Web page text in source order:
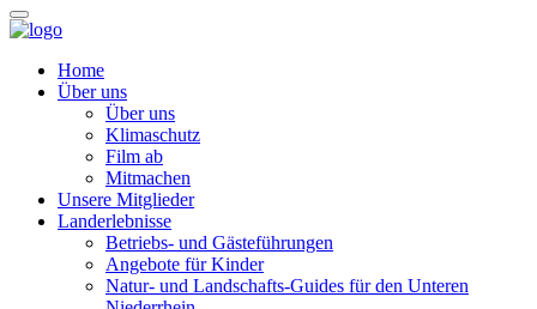
Home
Über uns
Über uns
Klimaschutz
Film ab
Mitmachen
Unsere Mitglieder
Landerlebnisse
Betriebs- und Gästeführungen
Angebote für Kinder
Natur- und Landschafts-Guides für den Unteren